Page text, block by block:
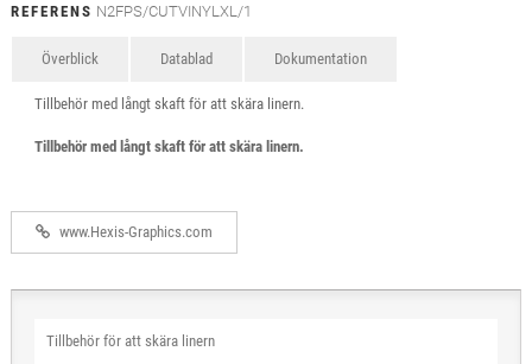
REFERENS N2FPS/CUTVINYLXL/1
Överblick Datablad Dokumentation
Tillbehör med långt skaft för att skära linern.
Tillbehör med långt skaft för att skära linern.
www.Hexis-Graphics.com
Tillbehör för att skära linern